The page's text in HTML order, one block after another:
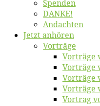
Spen­den
DANKE!
An­dach­ten
Jetzt an­hö­ren
Vor­trä­ge
Vor­trä­ge
Vor­trä­ge
Vor­trä­ge
Vor­trä­ge
Vor­trag